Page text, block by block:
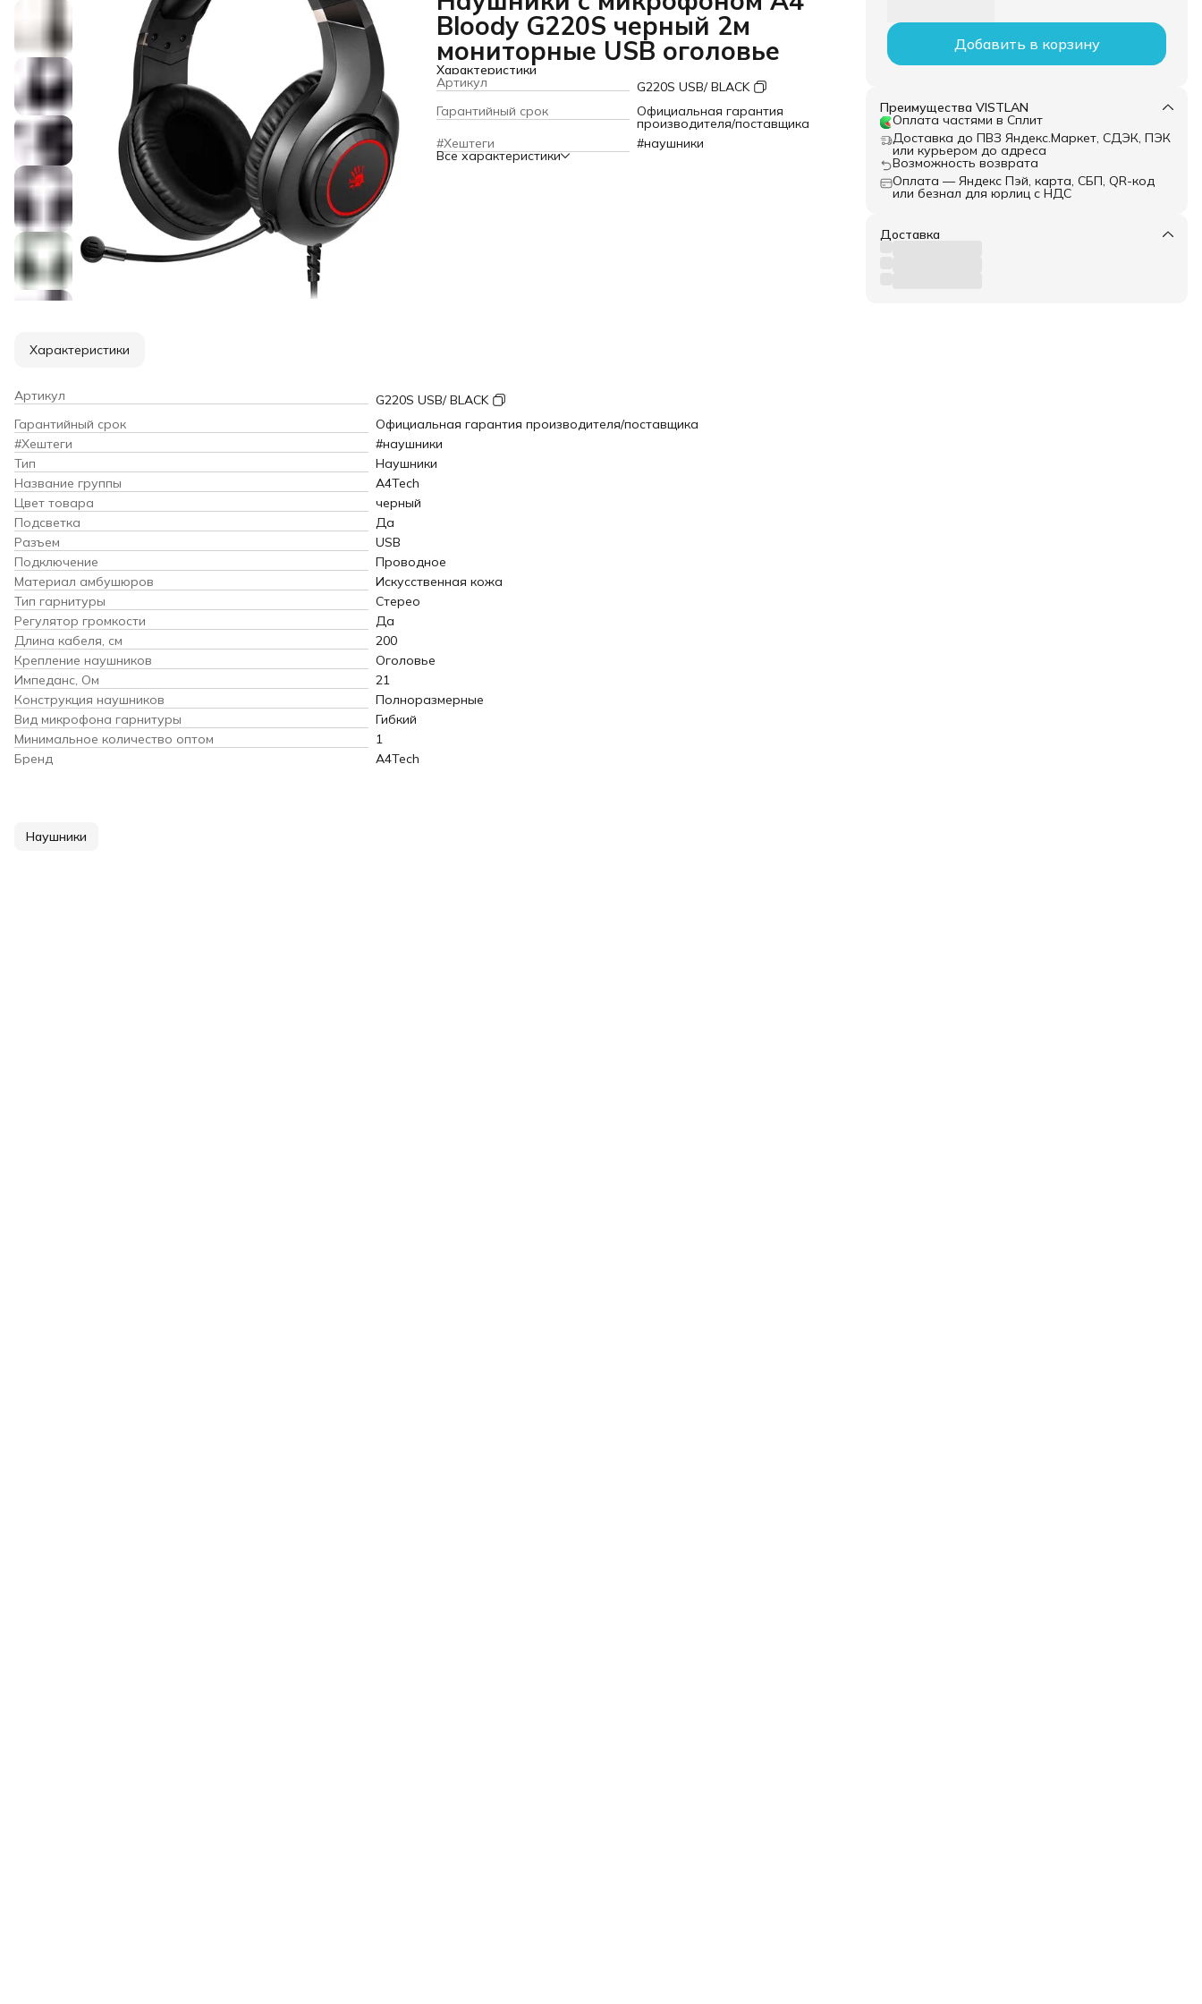
Bloody G220S черный 2м
мониторные USB оголовье
Характеристики
Артикул
G220S USB/ BLACK
Гарантийный срок
Официальная гарантия
производителя/поставщика
#Хештеги
#наушники
Все характеристики
Добавить в корзину
Преимущества VISTLAN
Оплата частями в Сплит
Доставка до ПВЗ Яндекс.Маркет, СДЭК, ПЭК
или курьером до адреса
Возможность возврата
Оплата — Яндекс Пэй, карта, СБП, QR-код
или безнал для юрлиц с НДС
Доставка
Характеристики
Артикул
G220S USB/ BLACK
Гарантийный срок
Официальная гарантия производителя/поставщика
#Хештеги
#наушники
Тип
Наушники
Название группы
A4Tech
Цвет товара
черный
Подсветка
Да
Разъем
USB
Подключение
Проводное
Материал амбушюров
Искусственная кожа
Тип гарнитуры
Стерео
Регулятор громкости
Да
Длина кабеля, см
200
Крепление наушников
Оголовье
Импеданс, Ом
21
Конструкция наушников
Полноразмерные
Вид микрофона гарнитуры
Гибкий
Минимальное количество оптом
1
Бренд
A4Tech
Наушники